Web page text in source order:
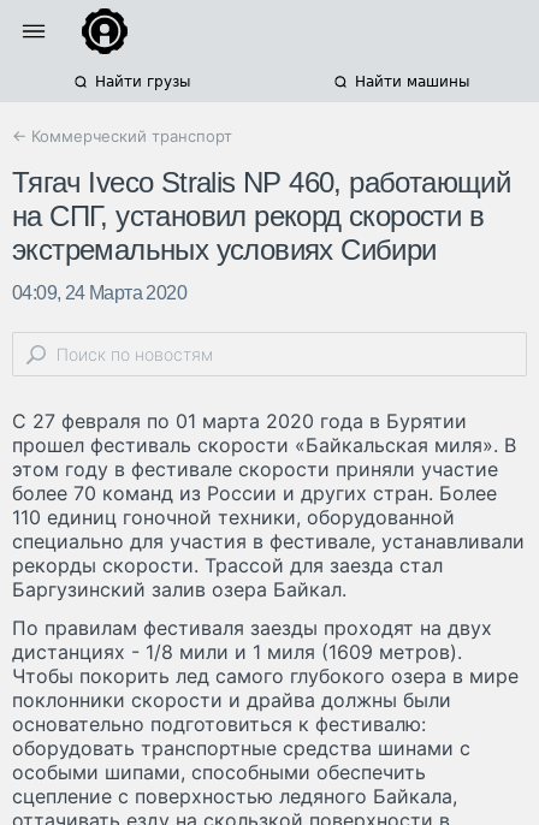
Найти грузы Найти машины
← Коммерческий транспорт
Тягач Iveco Stralis NP 460, работающий
на СПГ, установил рекорд скорости в
экстремальных условиях Сибири
04:09, 24 Марта 2020
С 27 февраля по 01 марта 2020 года в Бурятии
прошел фестиваль скорости «Байкальская миля». В
этом году в фестивале скорости приняли участие
более 70 команд из России и других стран. Более
110 единиц гоночной техники, оборудованной
специально для участия в фестивале, устанавливали
рекорды скорости. Трассой для заезда стал
Баргузинский залив озера Байкал.
По правилам фестиваля заезды проходят на двух
дистанциях - 1/8 мили и 1 миля (1609 метров).
Чтобы покорить лед самого глубокого озера в мире
поклонники скорости и драйва должны были
основательно подготовиться к фестивалю:
оборудовать транспортные средства шинами с
особыми шипами, способными обеспечить
сцепление с поверхностью ледяного Байкала,